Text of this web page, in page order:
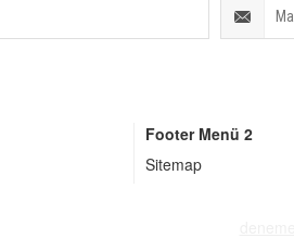
Footer Menü 2
Sitemap